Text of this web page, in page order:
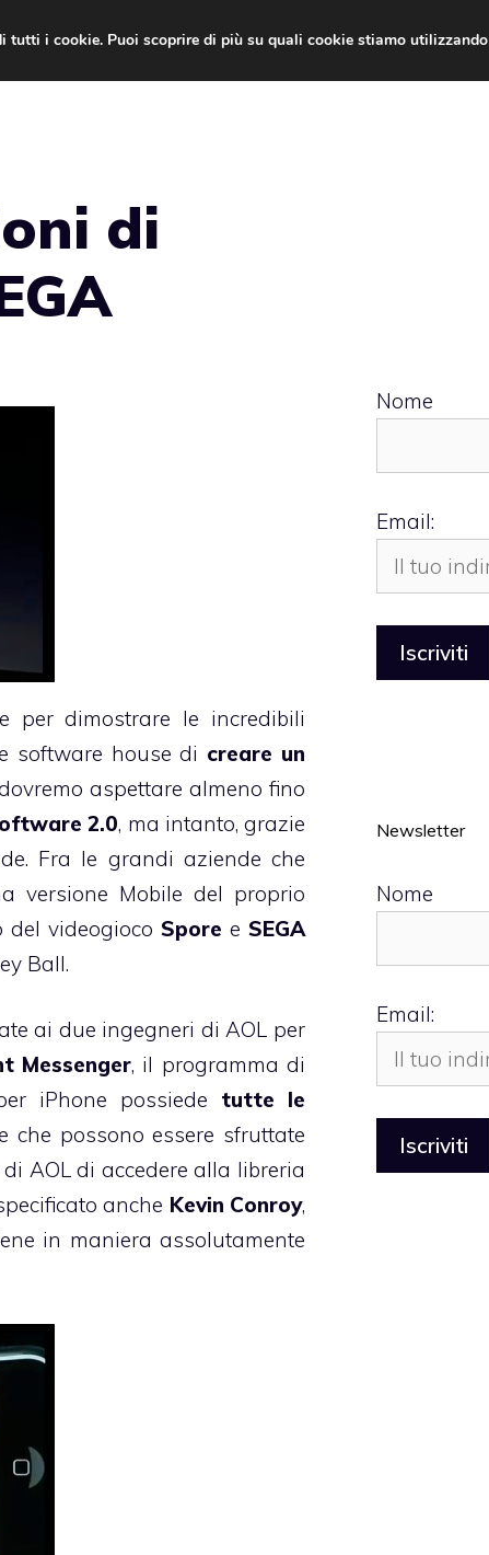
di
e per dimostrare le incredibili
software house di creare un
aspettare almeno fino
2.0, ma intanto, grazie
Fra le grandi aziende che
versione Mobile del proprio
videogioco Spore eSEGA
Ball.
ai due ingegneri di AOL per
Messenger, il programma di
iPhone possiede tutte le
che possono essere sfruttate
AOL di accedere alla libreria
anche Kevin Conroy,
in maniera assolutamente
Nome
Email:
Newsletter
Nome
Email:
tutti i cookie. Puoi scoprire di più su quali cookie stiamo utilizzando